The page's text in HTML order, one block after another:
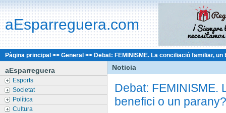
aEsparreguera.com
Pàgina principal >> General >> Debat: FEMINISME. La conciliació familiar,
aEsparreguera
Esports
Societat
Política
Cultura
Noticia
Debat: FEMINISME.
benefici o un parany?